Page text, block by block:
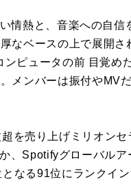
情熱と、音楽への自信
なベースの上で展開さ
ンピュータの前 目覚め
メンバーは振付やMV
を売り上げミリオンセ
、Spotifyグローバル
なる91位にランクイン